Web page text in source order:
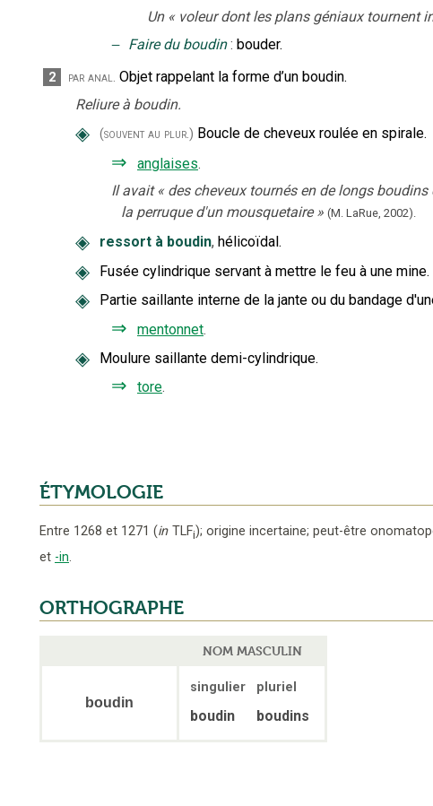
Un « voleur dont les plans géniaux tournent
‒ Faire du boudin : bouder.
2 par anal. Objet rappelant la forme d’un boudin.
Reliure à boudin.
◈ (souvent au plur.) Boucle de cheveux roulée en spirale.
⇒ anglaises.
Il avait « des cheveux tournés en de longs
la perruque d'un mousquetaire » (M. LaRue, 2002).
◈ ressort à boudin, hélicoïdal.
◈ Fusée cylindrique servant à mettre le feu à une mine.
◈ Partie saillante interne de la jante ou du bandage
⇒ mentonnet.
◈ Moulure saillante demi-cylindrique.
⇒ tore.
ÉTYMOLOGIE
Entre 1268 et 1271 (in TLFi); origine incertaine; peut-être
et -in.
ORTHOGRAPHE
NOM MASCULIN
boudin
singulier pluriel
boudin boudins